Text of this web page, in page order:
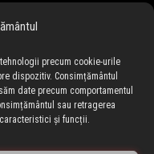
precum cookie-urile
dispozitiv. Consimțământul
date precum comportamentul
sau retragerea
și funcții.